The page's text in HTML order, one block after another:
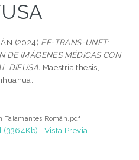
(2024) FF-TRANS-UNET:
DE IMÁGENES MÉDICAS CON
DIFUSA. Maestría thesis,
Talamantes Román.pdf
(3364Kb) | Vista Previa